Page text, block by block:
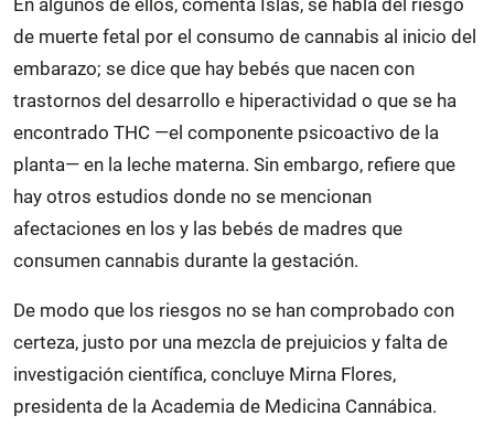
En algunos de ellos, comenta Islas, se habla del riesgo
de muerte fetal por el consumo de cannabis al inicio del
embarazo; se dice que hay bebés que nacen con
trastornos del desarrollo e hiperactividad o que se ha
encontrado THC —el componente psicoactivo de la
planta— en la leche materna. Sin embargo, refiere que
hay otros estudios donde no se mencionan
afectaciones en los y las bebés de madres que
consumen cannabis durante la gestación.
De modo que los riesgos no se han comprobado con
certeza, justo por una mezcla de prejuicios y falta de
investigación científica, concluye Mirna Flores,
presidenta de la Academia de Medicina Cannábica.